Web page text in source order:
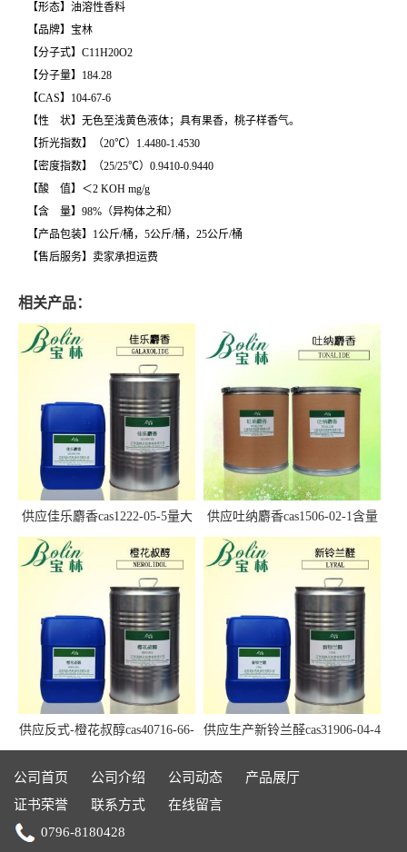
【形态】油溶性香料
【品牌】宝林
【分子式】 C11H20O2
【分子量】184.28
【CAS】104-67-6
【性 状】无色至浅黄色液体；具有果香，桃子样香气。
【折光指数】（20℃）1.4480-1.4530
【密度指数】（25/25℃）0.9410-0.9440
【酸 值】＜2 KOH mg/g
【含 量】98%（异构体之和）
【产品包装】1公斤/桶，5公斤/桶，25公斤/桶
【售后服务】卖家承担运费
相关产品：
供应佳乐麝香cas1222-05-5量大
优惠
供应吐纳麝香cas1506-02-1含量
97.5%+
供应反式-橙花叔醇cas40716-66-
3现货
供应生产新铃兰醛cas31906-04-4
现货Lyral
公司首页 公司介绍 公司动态
产品展厅
证书荣誉
联系方式
在线留言
0796-8180428